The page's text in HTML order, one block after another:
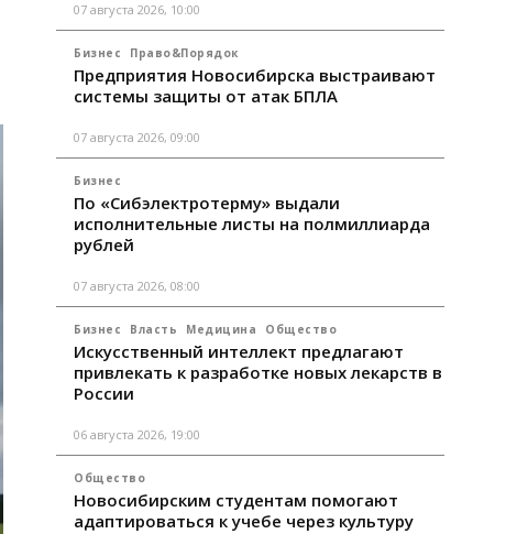
07 августа 2026, 10:00
Бизнес Право&Порядок
Предприятия Новосибирска выстраивают
системы защиты от атак БПЛА
07 августа 2026, 09:00
Бизнес
По «Сибэлектротерму» выдали
исполнительные листы на полмиллиарда
рублей
07 августа 2026, 08:00
Бизнес Власть Медицина Общество
Искусственный интеллект предлагают
привлекать к разработке новых лекарств в
России
06 августа 2026, 19:00
Общество
Новосибирским студентам помогают
адаптироваться к учебе через культуру